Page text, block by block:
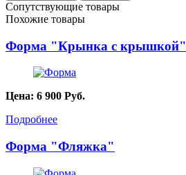
Сопутствующие товары
Похожие товары
Форма "Крынка с крышкой"
Цена: 6 900 Руб.
Подробнее
Форма "Фляжка"